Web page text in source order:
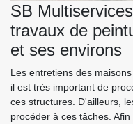
SB
travaux de
et ses environs
Les entretiens des
il est très important de
ces structures. D'ailleurs,
procéder à ces tâches.